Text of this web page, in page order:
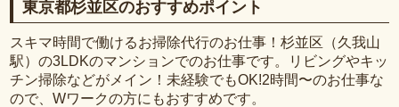
東京都杉並区のおすすめポイント
スキマ時間で働けるお掃除代行のお仕事！杉並区（久我山
駅）の3LDKのマンションでのお仕事です。リビングやキッ
チン掃除などがメイン！未経験でもOK!2時間〜のお仕事な
ので、Wワークの方にもおすすめです。